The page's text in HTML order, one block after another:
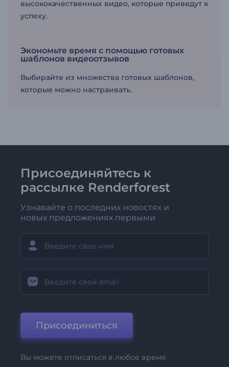
высококачественных видео, которые приведут к
успеху.
Экономьте время с помощью готовых
шаблонов видеоотзывов
Выбирайте из множества готовых шаблонов,
которые можно настраивать.
Присоединяйтесь к
рассылке Renderforest
Узнавайте о последних новостях и
новых предложениях первыми
Присоединиться
Вы можете отписаться в любое время